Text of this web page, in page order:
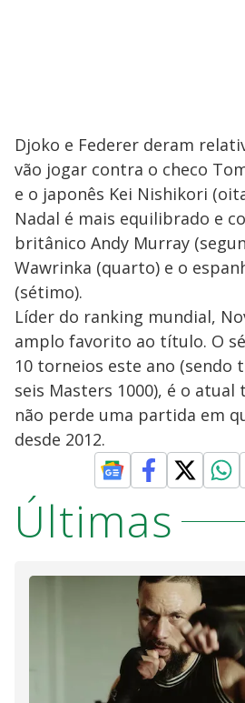
Djoko e Federer deram
vão jogar contra o checo
e o japonês Kei Nishikori
Nadal é mais equilibrado e
britânico Andy Murray
Wawrinka (quarto) e o
(sétimo).
Líder do ranking mundial,
amplo favorito ao título. O
10 torneios este ano (sendo
seis Masters 1000), é o atual
não perde uma partida em
desde 2012.
Últimas